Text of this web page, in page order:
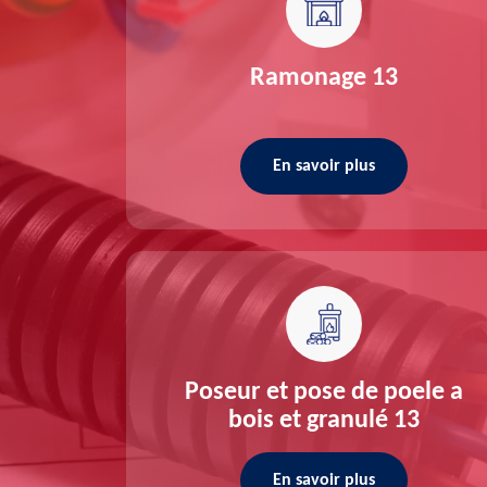
13
13
Ramonage 13
En savoir plus
Poseur et pose de poele a
bois et granulé 13
En savoir plus